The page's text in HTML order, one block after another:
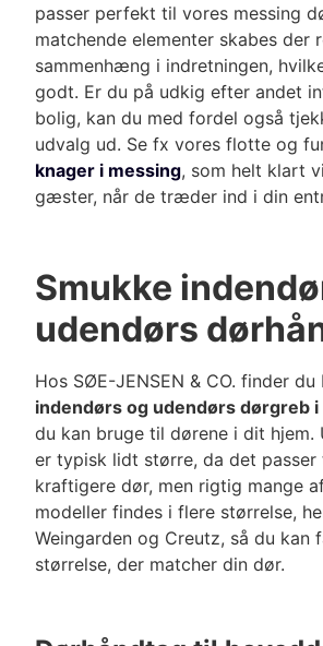
passer perfekt til vores messing
matchende elementer skabes der
sammenhæng i indretningen,
godt. Er du på udkig efter andet
bolig, kan du med fordel også
udvalg ud. Se fx vores flotte og
knager i messing, som helt klart
gæster, når de træder ind i din
Smukke
udendørs
Hos SØE-JENSEN & CO. finder du
indendørs og udendørs dørgreb
du kan bruge til dørene i dit hjem.
er typisk lidt større, da det passer
kraftigere dør, men rigtig mange
modeller findes i flere størrelse,
Weingarden og Creutz, så du kan
størrelse, der matcher din dør.